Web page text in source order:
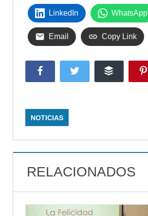
LinkedIn WhatsApp
Email Copy Link
FacebookTwitter Buffer
NOTICIAS
RELACIONADOS